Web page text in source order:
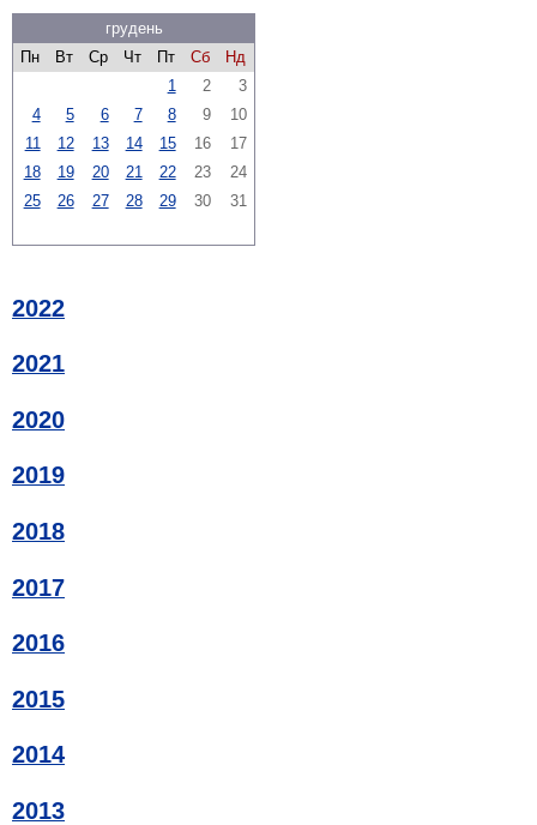
грудень
Пн
Вт Ср Чт Пт Сб
Нд
1
2
3
4
5 6 7 8 9
10
11
12 13 14 15 16
17
18
19 20 21 22 23
24
25
26 27 28 29 30 31
2022
2021
2020
2019
2018
2017
2016
2015
2014
2013